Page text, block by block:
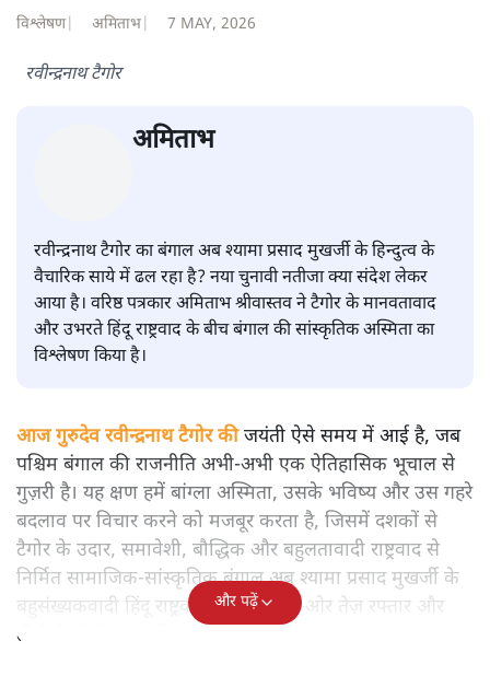
विश्लेषण| अमिताभ 7 MAY, 2026
रवीन्द्रनाथ टैगोर
रवीन्द्रनाथ टैगोर का बंगाल अब श्यामा प्रसाद मुखर्जी के हिन्दुत्व के
वैचारिक साये में ढल रहा है? नया चुनावी नतीजा क्या संदेश लेकर
आया है। वरिष्ठ पत्रकार अमिताभ श्रीवास्तव ने टैगोर के मानवतावाद
और उभरते हिंदू राष्ट्रवाद के बीच बंगाल की सांस्कृतिक अस्मिता का
विश्लेषण किया है।